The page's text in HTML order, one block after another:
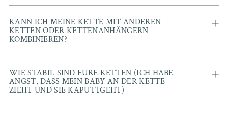
KANN ICH MEINE KETTE MIT ANDEREN
KETTEN ODER KETTENANHÄNGERN
KOMBINIEREN?
WIE STABIL SIND EURE KETTEN (ICH HABE
ANGST, DASS MEIN BABY AN DER KETTE
ZIEHT UND SIE KAPUTTGEHT)